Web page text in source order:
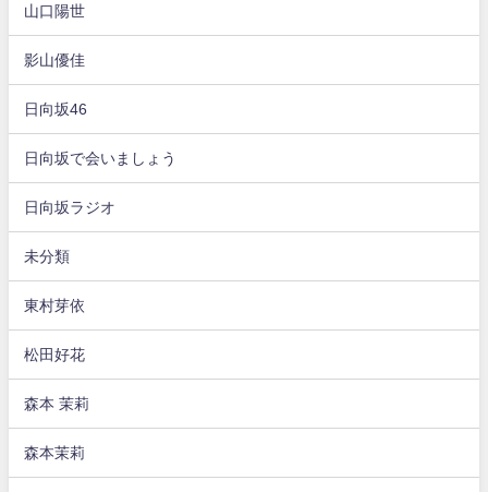
山口陽世
影山優佳
日向坂46
日向坂で会いましょう
日向坂ラジオ
未分類
東村芽依
松田好花
森本 茉莉
森本茉莉